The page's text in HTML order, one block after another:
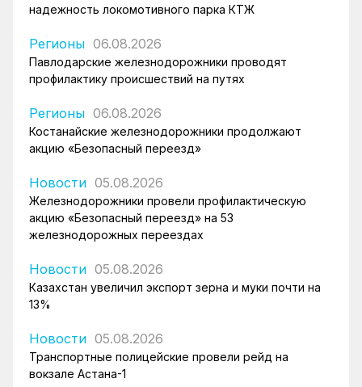
надежность локомотивного парка КТЖ
Регионы 06.08.2026
Павлодарские железнодорожники проводят
профилактику происшествий на путях
Регионы 06.08.2026
Костанайские железнодорожники продолжают
акцию «Безопасный переезд»
Новости 05.08.2026
Железнодорожники провели профилактическую
акцию «Безопасный переезд» на 53
железнодорожных переездах
Новости 05.08.2026
Казахстан увеличил экспорт зерна и муки почти на
13%
Новости 05.08.2026
Транспортные полицейские провели рейд на
вокзале Астана-1